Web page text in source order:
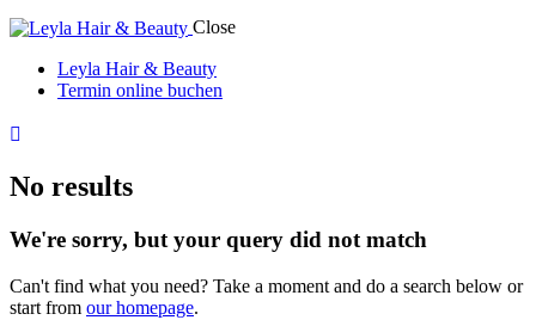
Close
Leyla Hair & Beauty
Termin online buchen
No results
We're sorry, but your query did not match
Can't find what you need? Take a moment and do a search below or
start from our homepage.